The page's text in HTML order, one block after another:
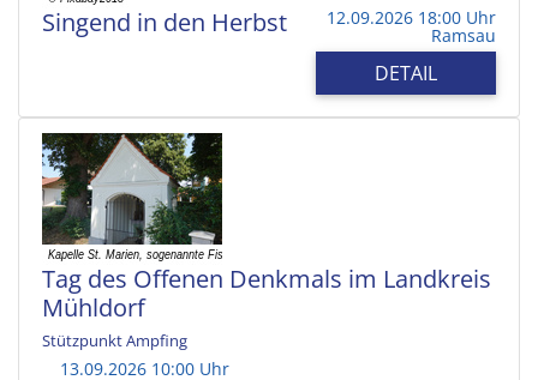
Singend in den Herbst 12.09.2026 18:00 Uhr
Ramsau
DETAIL
Tag des Offenen Denkmals im Landkreis
Mühldorf
Stützpunkt Ampfing
13.09.2026 10:00 Uhr